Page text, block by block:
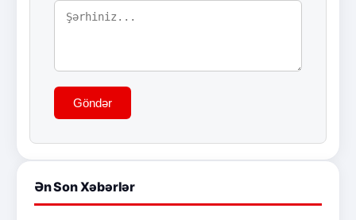
Göndər
Ən Son Xəbərlər